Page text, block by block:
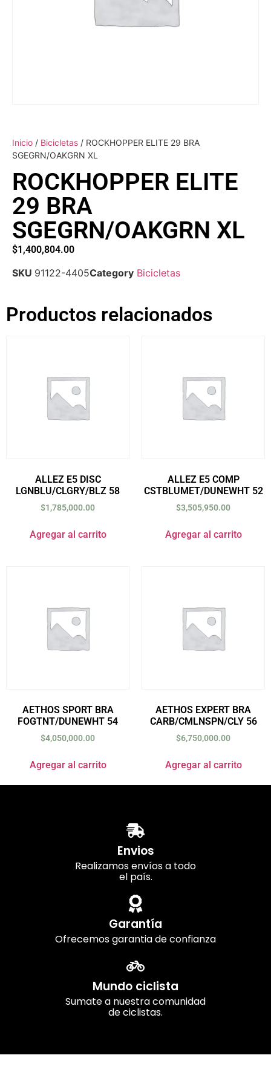
Inicio / Bicicletas / ROCKHOPPER ELITE 29 BRA
SGEGRN/OAKGRN XL
ROCKHOPPER ELITE
29 BRA
SGEGRN/OAKGRN XL
$1,400,804.00
SKU 91122-4405Category Bicicletas
Productos relacionados
ALLEZ E5 DISC
LGNBLU/CLGRY/BLZ 58
$1,785,000.00
Agregar al carrito
ALLEZ E5 COMP
CSTBLUMET/DUNEWHT 52
$3,505,950.00
Agregar al carrito
AETHOS SPORT BRA
FOGTNT/DUNEWHT 54
$4,050,000.00
Agregar al carrito
AETHOS EXPERT BRA
CARB/CMLNSPN/CLY 56
$6,750,000.00
Agregar al carrito
Envios
Realizamos envíos a todo
el país.
Garantía
Ofrecemos garantia de confianza
Mundo ciclista
Sumate a nuestra comunidad
de ciclistas.